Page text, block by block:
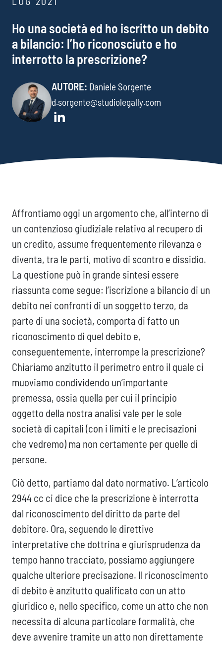
Ho una società ed ho iscritto un debito
a bilancio: l’ho riconosciuto e ho
interrotto la prescrizione?
AUTORE: Daniele Sorgente
d.sorgente@studiolegally.com
Affrontiamo oggi un argomento che, all’interno di
un contenzioso giudiziale relativo al recupero di
un credito, assume frequentemente rilevanza e
diventa, tra le parti, motivo di scontro e dissidio.
La questione può in grande sintesi essere
riassunta come segue: l’iscrizione a bilancio di un
debito nei confronti di un soggetto terzo, da
parte di una società, comporta di fatto un
riconoscimento di quel debito e,
conseguentemente, interrompe la prescrizione?
Chiariamo anzitutto il perimetro entro il quale ci
muoviamo condividendo un’importante
premessa, ossia quella per cui il principio
oggetto della nostra analisi vale per le sole
società di capitali (con i limiti e le precisazioni
che vedremo) ma non certamente per quelle di
persone.
Ciò detto, partiamo dal dato normativo. L’articolo
2944 cc ci dice che la prescrizione è interrotta
dal riconoscimento del diritto da parte del
debitore. Ora, seguendo le direttive
interpretative che dottrina e giurisprudenza da
tempo hanno tracciato, possiamo aggiungere
qualche ulteriore precisazione. Il riconoscimento
di debito è anzitutto qualificato con un atto
giuridico e, nello specifico, come un atto che non
necessita di alcuna particolare formalità, che
deve avvenire tramite un atto non direttamente